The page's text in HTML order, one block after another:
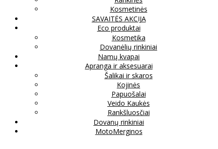
Kosmetinės
SAVAITĖS AKCIJA
Eco produktai
Kosmetika
Dovanėlių rinkiniai
Namų kvapai
Apranga ir aksesuarai
Šalikai ir skaros
Kojinės
Papuošalai
Veido Kaukės
Rankšluosčiai
Dovanų rinkiniai
MotoMerginos